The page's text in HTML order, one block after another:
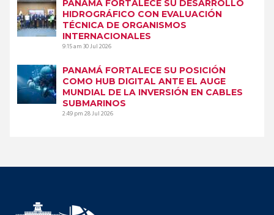
PANAMÁ FORTALECE SU DESARROLLO
HIDROGRÁFICO CON EVALUACIÓN
TÉCNICA DE ORGANISMOS
INTERNACIONALES
9:15 am30 Jul 2026
PANAMÁ FORTALECE SU POSICIÓN
COMO HUB DIGITAL ANTE EL AUGE
MUNDIAL DE LA INVERSIÓN EN CABLES
SUBMARINOS
2:49 pm28 Jul 2026